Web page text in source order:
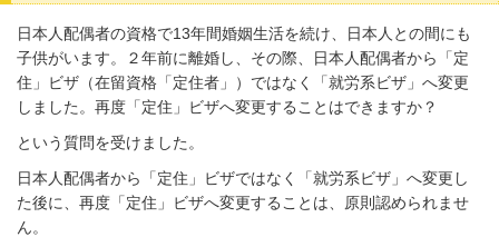
日本人配偶者の資格で13年間婚姻生活を続け、日本人との間にも
子供がいます。２年前に離婚し、その際、日本人配偶者から「定
住」ビザ（在留資格「定住者」）ではなく「就労系ビザ」へ変更
しました。再度「定住」ビザへ変更することはできますか？
という質問を受けました。
日本人配偶者から「定住」ビザではなく
「就労系ビザ」へ変更し
た後に、再度「定住」ビザへ変更することは、
原則認められませ
ん。